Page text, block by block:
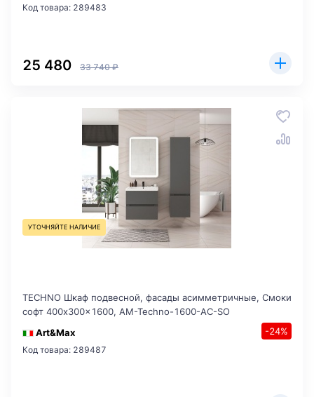
Код товара: 289483
25 480 33 740 ₽
УТОЧНЯЙТЕ НАЛИЧИЕ
TECHNO Шкаф подвесной, фасады асимметричные, Смоки
софт 400x300x1600, AM-Techno-1600-AC-SO
Art&Max
-24%
Код товара: 289487